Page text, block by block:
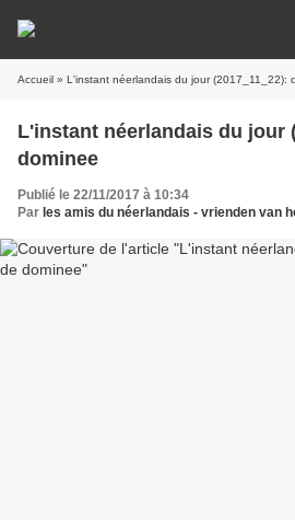
Accueil » L'instant néerlandais du jour (2017_11_22):
L'instant néerlandais du jour
dominee
Publié le 22/11/2017 à 10:34
Par les amis du néerlandais - vrienden van